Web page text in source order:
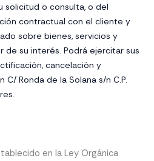
solicitud o consulta, o del
contractual con el cliente y
sobre bienes, servicios y
de su interés. Podrá ejercitar sus
cancelación y
Ronda de la Solana s/n C.P.
en la Ley Orgánica